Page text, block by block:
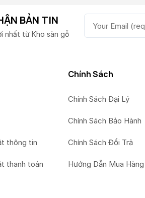
BẢN TIN
nhất từ Kho sàn gỗ
thông tin
thanh toán
Chính Sách
Chính Sách Đại Lý
Chính Sách Bảo Hành
Chính Sách Đổi Trả
Hướng Dẫn Mua Hàng